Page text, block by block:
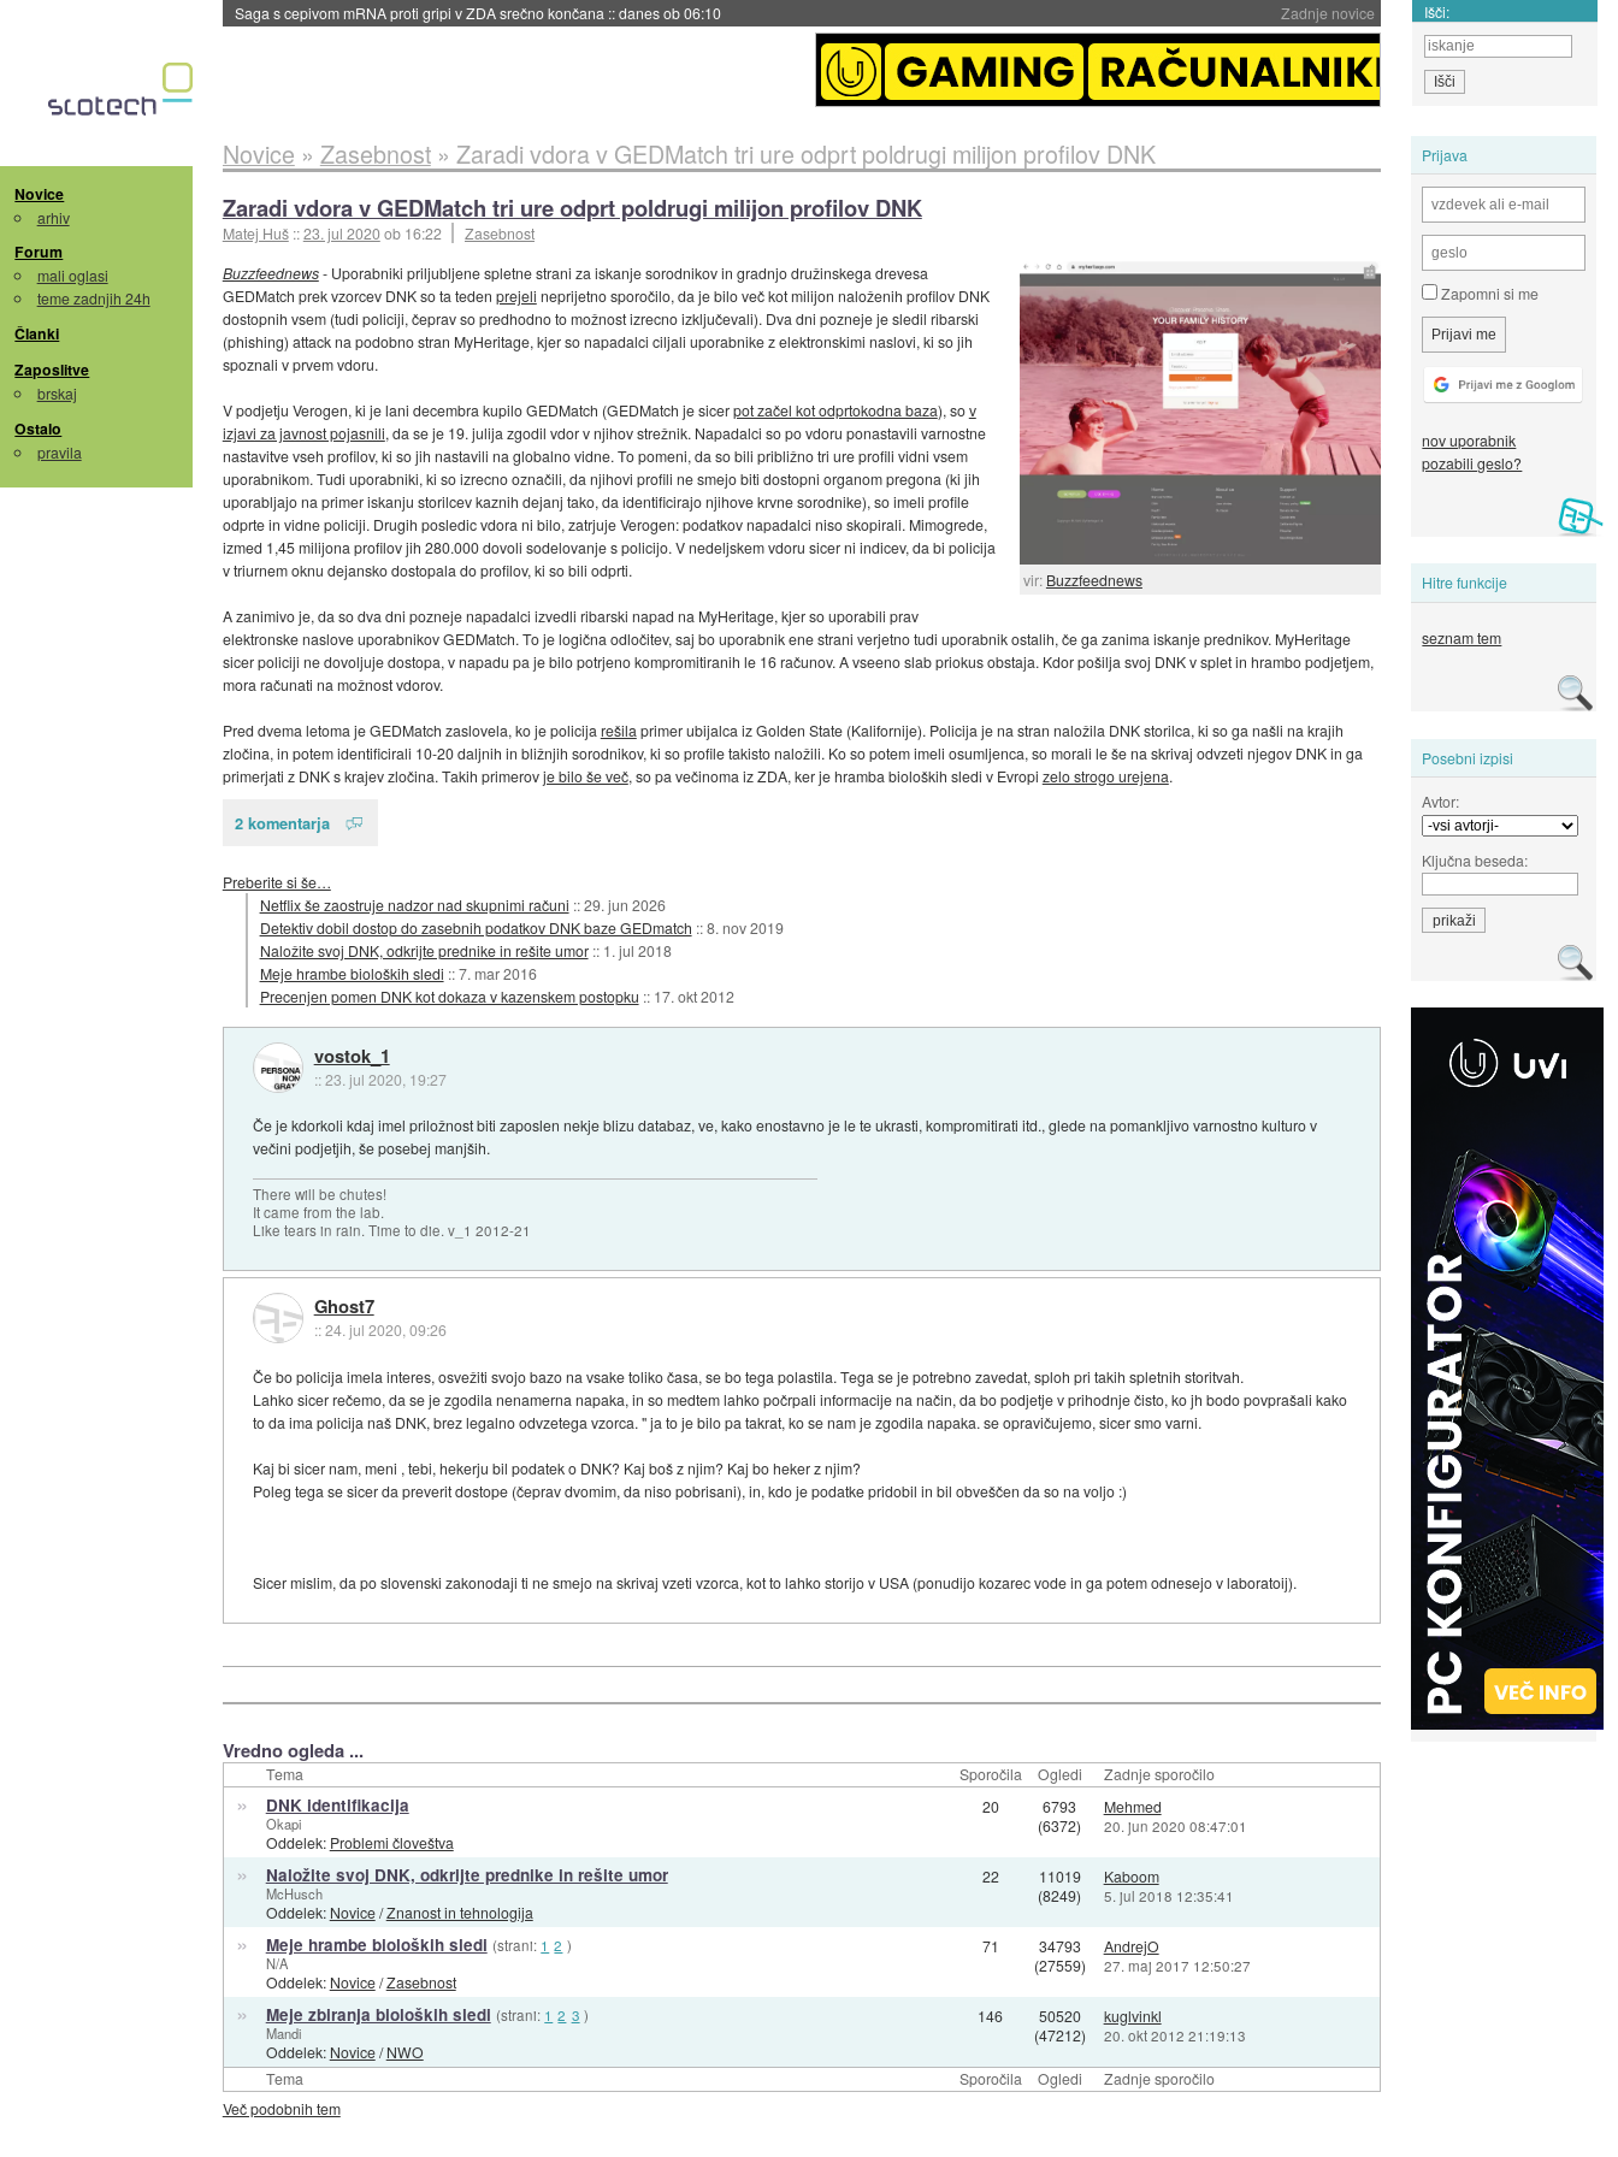
Zadnje novice
Saga s cepivom mRNA proti gripi v ZDA srečno končana ::danes ob 06:10 Išči:
Novice
arhiv
Forum
mali oglasi
teme zadnjih 24h
Članki
Zaposlitve
brskaj
Ostalo
pravila
Prijava
Zapomni si me
nov uporabnik
pozabili geslo?
Hitre funkcije
seznam tem
Posebni izpisi
Avtor:
Ključna beseda:
Novice » Zasebnost» Zaradi vdora v GEDMatch tri ure odprt poldrugi milijon profilov DNK
Zaradi vdora v GEDMatch tri ure odprt poldrugi milijon profilov DNK
Matej Huš ::23. jul 2020ob 16:22 Zasebnost
vir: Buzzfeednews
Buzzfeednews- Uporabniki priljubljene spletne strani za iskanje sorodnikov in gradnjo družinskega drevesa
GEDMatch prek vzorcev DNK so ta teden prejeli neprijetno sporočilo, da je bilo več kot milijon naloženih profilov DNK
dostopnih vsem (tudi policiji, čeprav so predhodno to možnost izrecno izključevali). Dva dni pozneje je sledil ribarski
(phishing) attack na podobno stran MyHeritage, kjer so napadalci ciljali uporabnike z elektronskimi naslovi, ki so jih
spoznali v prvem vdoru.
V podjetju Verogen, ki je lani decembra kupilo GEDMatch (GEDMatch je sicerpot začel kot odprtokodna baza), sov
izjavi za javnost pojasnili, da se je 19. julija zgodil vdor v njihov strežnik. Napadalci so po vdoru ponastavili varnostne
nastavitve vseh profilov, ki so jih nastavili na globalno vidne. To pomeni, da so bili približno tri ure profili vidni vsem
uporabnikom. Tudi uporabniki, ki so izrecno označili, da njihovi profili ne smejo biti dostopni organom pregona (ki jih
uporabljajo na primer iskanju storilcev kaznih dejanj tako, da identificirajo njihove krvne sorodnike), so imeli profile
odprte in vidne policiji. Drugih posledic vdora ni bilo, zatrjuje Verogen: podatkov napadalci niso skopirali. Mimogrede,
izmed 1,45 milijona profilov jih 280.000 dovoli sodelovanje s policijo. V nedeljskem vdoru sicer ni indicev, da bi policija
v triurnem oknu dejansko dostopala do profilov, ki so bili odprti.
A zanimivo je, da so dva dni pozneje napadalci izvedli ribarski napad na MyHeritage, kjer so uporabili prav
elektronske naslove uporabnikov GEDMatch. To je logična odločitev, saj bo uporabnik ene strani verjetno tudi uporabnik ostalih, če ga zanima iskanje prednikov. MyHeritage
sicer policiji ne dovoljuje dostopa, v napadu pa je bilo potrjeno kompromitiranih le 16 računov. A vseeno slab priokus obstaja. Kdor pošilja svoj DNK v splet in hrambo podjetjem,
mora računati na možnost vdorov.
Pred dvema letoma je GEDMatch zaslovela, ko je policija rešila primer ubijalca iz Golden State (Kalifornije). Policija je na stran naložila DNK storilca, ki so ga našli na krajih
zločina, in potem identificirali 10-20 daljnih in bližnjih sorodnikov, ki so profile takisto naložili. Ko so potem imeli osumljenca, so morali le še na skrivaj odvzeti njegov DNK in ga
primerjati z DNK s krajev zločina. Takih primerovje bilo še več, so pa večinoma iz ZDA, ker je hramba bioloških sledi v Evropi zelo strogo urejena.
2 komentarja
Preberite si še…
Netflix še zaostruje nadzor nad skupnimi računi ::29. jun 2026
Detektiv dobil dostop do zasebnih podatkov DNK baze GEDmatch ::8. nov 2019
Naložite svoj DNK, odkrijte prednike in rešite umor :: 1. jul 2018
Meje hrambe bioloških sledi ::7. mar 2016
Precenjen pomen DNK kot dokaza v kazenskem postopku :: 17. okt 2012
vostok_1
::23. jul 2020, 19:27
Če je kdorkoli kdaj imel priložnost biti zaposlen nekje blizu databaz, ve, kako enostavno je le te ukrasti, kompromitirati itd., glede na pomankljivo varnostno kulturo v
večini podjetjih, še posebej manjših.
There will be chutes!
It came from the lab.
Like tears in rain. Time to die. v_1 2012-21
Ghost7
::24. jul 2020, 09:26
Če bo policija imela interes, osvežiti svojo bazo na vsake toliko časa, se bo tega polastila. Tega se je potrebno zavedat, sploh pri takih spletnih storitvah.
Lahko sicer rečemo, da se je zgodila nenamerna napaka, in so medtem lahko počrpali informacije na način, da bo podjetje v prihodnje čisto, ko jh bodo povprašali kako
to da ima policija naš DNK, brez legalno odvzetega vzorca. " ja to je bilo pa takrat, ko se nam je zgodila napaka. se opravičujemo, sicer smo varni.
Kaj bi sicer nam, meni , tebi, hekerju bil podatek o DNK? Kaj boš z njim? Kaj bo heker z njim?
Poleg tega se sicer da preverit dostope (čeprav dvomim, da niso pobrisani), in, kdo je podatke pridobil in bil obveščen da so na voljo :)
Sicer mislim, da po slovenski zakonodaji ti ne smejo na skrivaj vzeti vzorca, kot to lahko storijo v USA (ponudijo kozarec vode in ga potem odnesejo v laboratoij).
Vredno ogleda ...
Tema Sporočila Ogledi Zadnje sporočilo
Tema Sporočila Ogledi Zadnje sporočilo
» DNK identifikacija
Okapi
Oddelek: Problemi človeštva
20
6793
(6372)
Mehmed
20. jun 2020 08:47:01
» Naložite svoj DNK, odkrijte prednike in rešite umor
McHusch
Oddelek: Novice/Znanost in tehnologija
22
11019
(8249)
Kaboom
5. jul 2018 12:35:41
» Meje hrambe bioloških sledi (strani: 1 2 )
N/A
Oddelek: Novice/Zasebnost
71
34793
(27559)
AndrejO
27. maj 2017 12:50:27
» Meje zbiranja bioloških sledi (strani: 1 2 3 )
Mandi
Oddelek: Novice/NWO
146
50520
(47212)
kuglvinkl
20. okt 2012 21:19:13
Več podobnih tem